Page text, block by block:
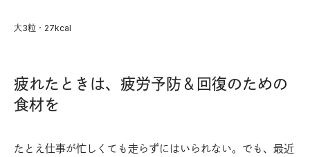
大3粒・27kcal
疲れたときは、疲労予防＆回復のための
食材を
たとえ仕事が忙しくても走らずにはいられない。でも、最近